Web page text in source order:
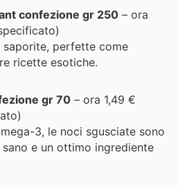
confezione gr 250 – ora
perfette come
ricette esotiche.
gr 70 – ora 1,49 €
3, le noci sgusciate sono
e un ottimo ingrediente